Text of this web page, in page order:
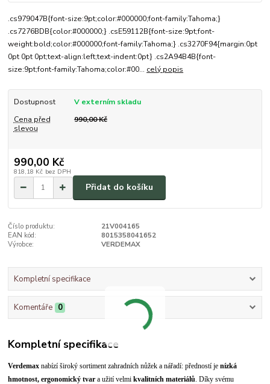
.cs979047B{font-size:9pt;color:#000000;font-family:Tahoma;}
.cs7276BDB{color:#000000;} .csE59112B{font-size:9pt;font-
weight:bold;color:#000000;font-family:Tahoma;} .cs3270F94{margin:0pt
0pt 0pt 0pt;text-align:left;text-indent:0pt} .cs2A94B4B{font-
size:9pt;font-family:Tahoma;color:#00... celý popis
Dostupnost
V externím skladu
Cena před
slevou
990,00 Kč
990,00 Kč
818,18 Kč bez DPH
Přidat do košíku
Číslo produktu:
21V004165
EAN kód:
8015358041652
Výrobce:
VERDEMAX
Kompletní specifikace
Komentáře 0
Kompletní specifikace
Verdemaxnabízí široký sortiment zahradních nůžek a nářadí: předností jenízká
hmotnost, ergonomický tvar a užití velmikvalitních materiálů . Díky svému